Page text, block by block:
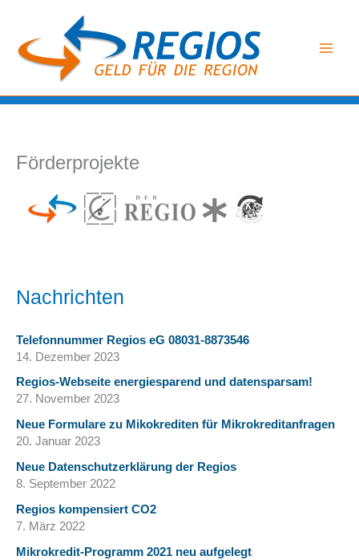
springen
Förderprojekte
Nachrichten
Telefonnummer Regios eG 08031-8873546
14. Dezember 2023
Regios-Webseite energiesparend und datensparsam!
27. November 2023
Neue Formulare zu Mikokrediten für Mikrokreditanfragen
20. Januar 2023
Neue Datenschutzerklärung der Regios
8. September 2022
Regios kompensiert CO2
7. März 2022
Mikrokredit-Programm 2021 neu aufgelegt